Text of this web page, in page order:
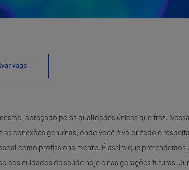
vaga
abraçado pelas qualidades únicas que traz.
conexões genuínas, onde você é valorizado e
como profissionalmente. É assim que pretendemos
aos cuidados de saúde hoje e nas gerações futuras.